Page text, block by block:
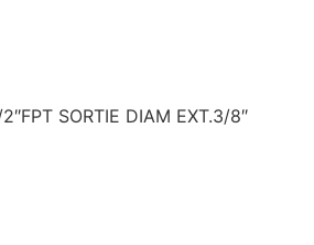
SORTIE DIAM EXT.3/8″